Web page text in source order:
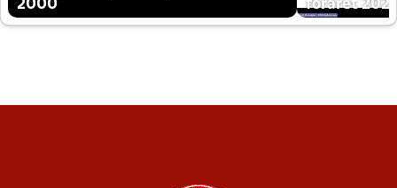
2000
foråret